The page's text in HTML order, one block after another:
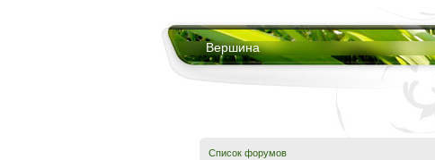
Вершина
Список форумов